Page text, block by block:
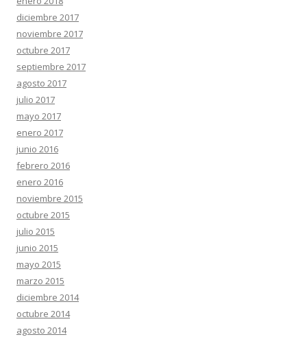
diciembre 2017
noviembre 2017
octubre 2017
septiembre 2017
agosto 2017
julio 2017
mayo 2017
enero 2017
junio 2016
febrero 2016
enero 2016
noviembre 2015
octubre 2015
julio 2015
junio 2015
mayo 2015
marzo 2015
diciembre 2014
octubre 2014
agosto 2014